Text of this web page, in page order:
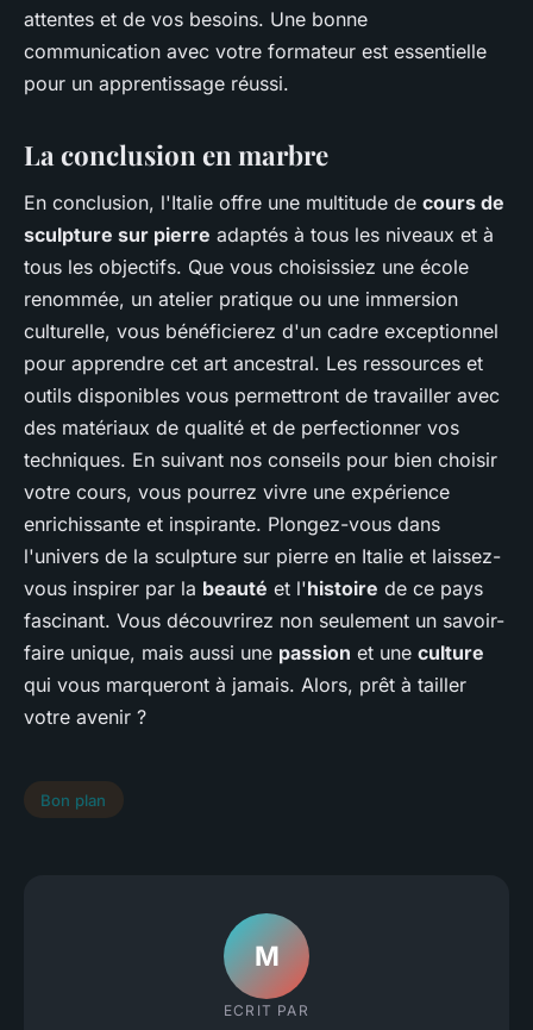
attentes et de vos besoins. Une bonne
communication avec votre formateur est essentielle
pour un apprentissage réussi.
La conclusion en marbre
En conclusion, l'Italie offre une multitude de cours de
sculpture sur pierre adaptés à tous les niveaux et à
tous les objectifs. Que vous choisissiez une école
renommée, un atelier pratique ou une immersion
culturelle, vous bénéficierez d'un cadre exceptionnel
pour apprendre cet art ancestral. Les ressources et
outils disponibles vous permettront de travailler avec
des matériaux de qualité et de perfectionner vos
techniques. En suivant nos conseils pour bien choisir
votre cours, vous pourrez vivre une expérience
enrichissante et inspirante. Plongez-vous dans
l'univers de la sculpture sur pierre en Italie et laissez-
vous inspirer par la beauté et l'histoire de ce pays
fascinant. Vous découvrirez non seulement un savoir-
faire unique, mais aussi une passion et une culture
qui vous marqueront à jamais. Alors, prêt à tailler
votre avenir ?
Bon plan
M
ECRIT PAR